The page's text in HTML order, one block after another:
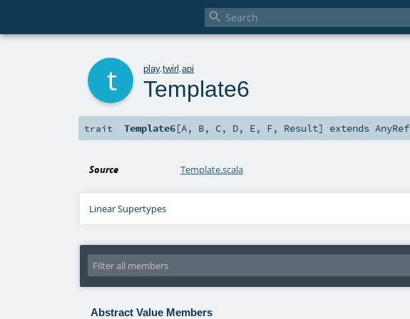

play.twirl .api
Template6
trait Template6[A, B, C, D, E, F, Result] extendsAnyRef
Source Template.scala
Linear Supertypes
Abstract Value Members